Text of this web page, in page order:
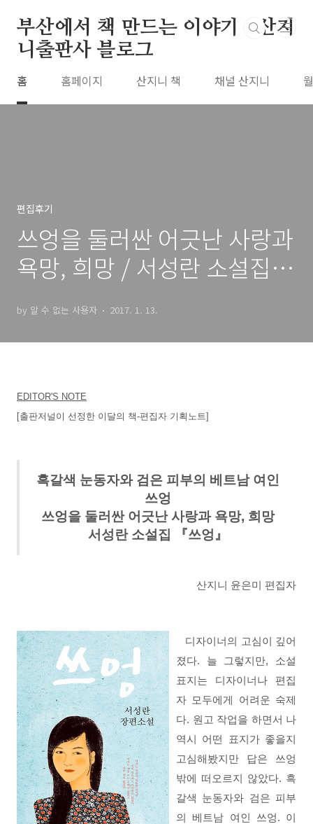
부산에서 책 만드는 이야기 : 산지
니출판사 블로그
홈 홈페이지 산지니 책 채널 산지니
편집후기
쓰엉을 둘러싼 어긋난 사랑과
욕망, 희망 / 서성란 소설집
by 알 수 없는 사용자 2017. 1. 13.
EDITOR'S NOTE
[출판저널이 선정한 이달의 책-편집자 기획노트]
흑갈색 눈동자와 검은 피부의 베트남 여인
쓰엉
쓰엉을 둘러싼 어긋난 사랑과 욕망, 희망
서성란소설집 『쓰엉 』
산지니 윤은미 편집자
디자이너의 고심이 깊어
졌다. 늘 그렇지만, 소설
표지는 디자이너나 편집
자 모두에게 어려운 숙제
다. 원고 작업을 하면서 나
역시 어떤 표지가 좋을지
고심해봤지만 답은 쓰엉
밖에 떠오르지 않았다. 흑
갈색 눈동자와 검은 피부
의 베트남 여인 쓰엉. 이